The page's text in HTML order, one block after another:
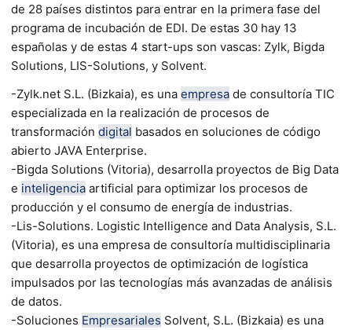
de 28 países distintos para entrar en la primera fase del
programa de incubación de EDI. De estas 30 hay 13
españolas y de estas 4 start-ups son vascas: Zylk, Bigda
Solutions, LIS-Solutions, y Solvent.
-Zylk.net S.L. (Bizkaia), es una empresa de consultoría TIC
especializada en la realización de procesos de
transformación digital basados en soluciones de código
abierto JAVA Enterprise.
-Bigda Solutions (Vitoria), desarrolla proyectos de Big Data
e inteligencia artificial para optimizar los procesos de
producción y el consumo de energía de industrias.
-Lis-Solutions. Logistic Intelligence and Data Analysis, S.L.
(Vitoria), es una empresa de consultoría multidisciplinaria
que desarrolla proyectos de optimización de logística
impulsados por las tecnologías más avanzadas de análisis
de datos.
-Soluciones Empresariales Solvent, S.L. (Bizkaia) es una